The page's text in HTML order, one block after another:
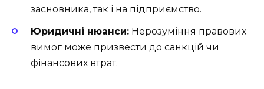
засновника, так і на підприємство.
Юридичні нюанси: Нерозуміння правових
вимог може призвести до санкцій чи
фінансових втрат.